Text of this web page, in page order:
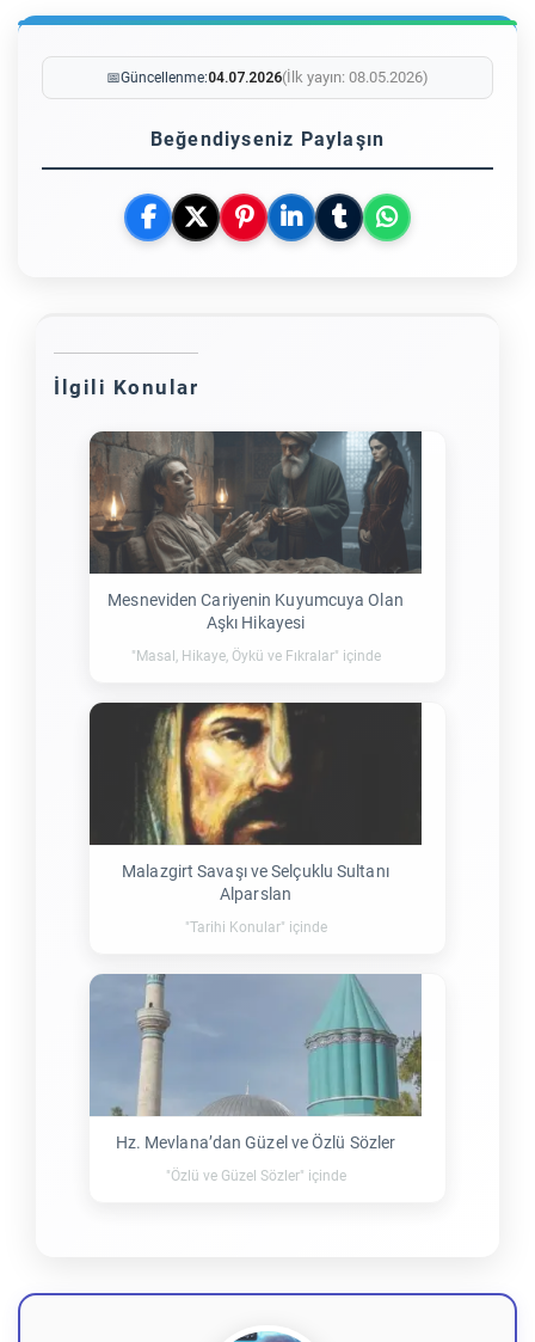
📅Güncellenme:04.07.2026(İlk yayın: 08.05.2026)
Beğendiyseniz Paylaşın
İlgili Konular
Mesneviden Cariyenin Kuyumcuya Olan
Aşkı Hikayesi
"Masal, Hikaye, Öykü ve Fıkralar" içinde
Malazgirt Savaşı ve Selçuklu Sultanı
Alparslan
"Tarihi Konular" içinde
Hz. Mevlana’dan Güzel ve Özlü Sözler
"Özlü ve Güzel Sözler" içinde